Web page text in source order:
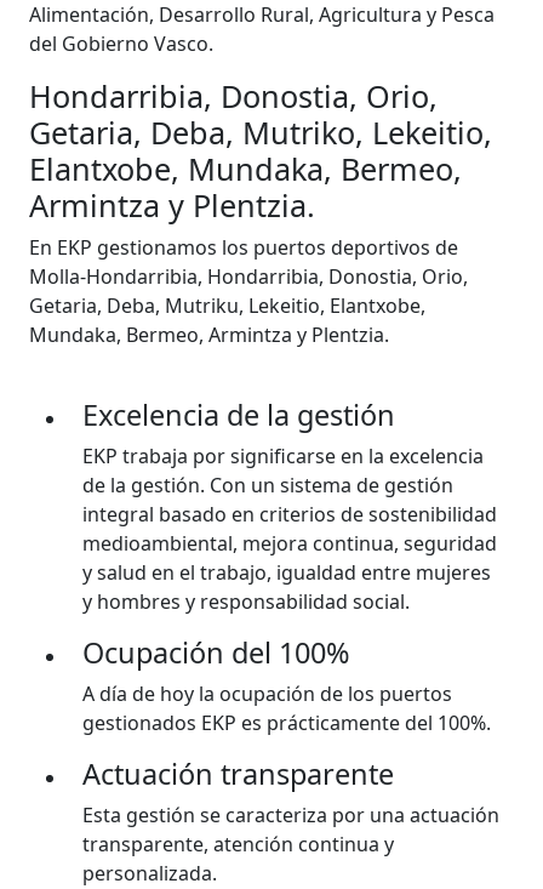
Alimentación, Desarrollo Rural, Agricultura y Pesca
del Gobierno Vasco.
Hondarribia, Donostia, Orio,
Getaria, Deba, Mutriko, Lekeitio,
Elantxobe, Mundaka, Bermeo,
Armintza y Plentzia.
En EKP gestionamos los puertos deportivos de
Molla-Hondarribia, Hondarribia, Donostia, Orio,
Getaria, Deba, Mutriku, Lekeitio, Elantxobe,
Mundaka, Bermeo, Armintza y Plentzia.
Excelencia de la gestión
EKP trabaja por significarse en la excelencia
de la gestión. Con un sistema de gestión
integral basado en criterios de sostenibilidad
medioambiental, mejora continua, seguridad
y salud en el trabajo, igualdad entre mujeres
y hombres y responsabilidad social.
Ocupación del 100%
A día de hoy la ocupación de los puertos
gestionados EKP es prácticamente del 100%.
Actuación transparente
Esta gestión se caracteriza por una actuación
transparente, atención continua y
personalizada.